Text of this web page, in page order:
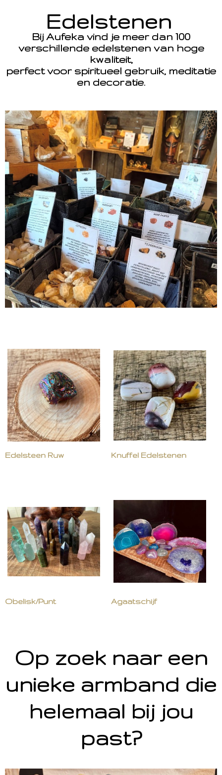
Edelstenen
Bij Aufeka vind je meer dan 100
verschillende edelstenen van hoge
kwaliteit,
perfect voor spiritueel gebruik, meditatie
en decoratie.
Edelsteen Ruw Knuffel Edelstenen
Obelisk/Punt Agaatschijf
Op zoek naar een
unieke armband die
helemaal bij jou
past?